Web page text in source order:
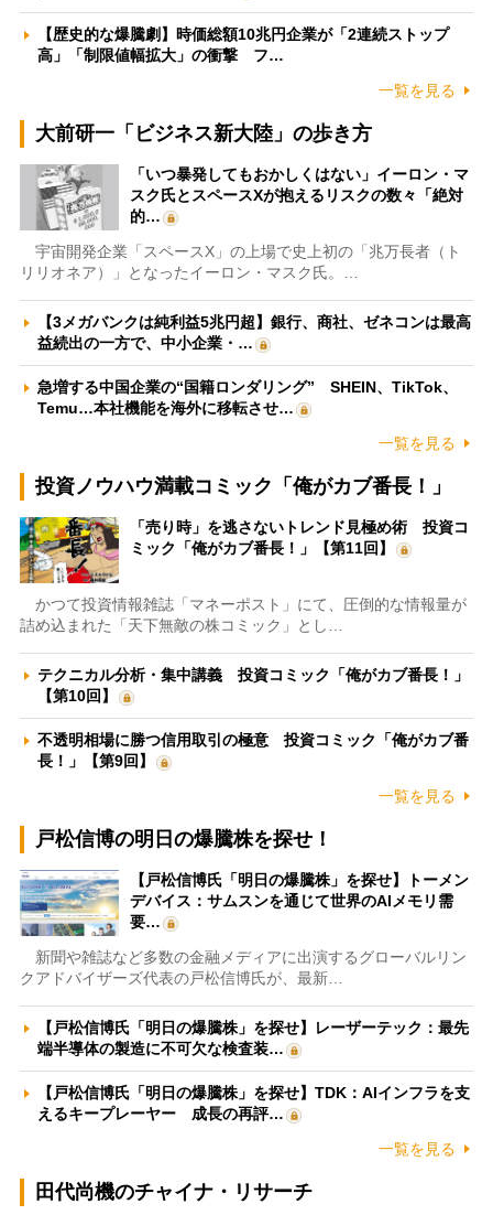
【歴史的な爆騰劇】時価総額10兆円企業が「2連続ストップ
高」「制限値幅拡大」の衝撃 フ…
一覧を見る
大前研一「ビジネス新大陸」の歩き方
「いつ暴発してもおかしくはない」イーロン・マ
スク氏とスペースXが抱えるリスクの数々「絶対
的…
宇宙開発企業「スペースX」の上場で史上初の「兆万長者（ト
リリオネア）」となったイーロン・マスク氏。…
【3メガバンクは純利益5兆円超】銀行、商社、ゼネコンは最高
益続出の一方で、中小企業・…
急増する中国企業の“国籍ロンダリング” SHEIN、TikTok、
Temu…本社機能を海外に移転させ…
一覧を見る
投資ノウハウ満載コミック「俺がカブ番長！」
「売り時」を逃さないトレンド見極め術 投資コ
ミック「俺がカブ番長！」【第11回】
かつて投資情報雑誌「マネーポスト」にて、圧倒的な情報量が
詰め込まれた「天下無敵の株コミック」とし…
テクニカル分析・集中講義 投資コミック「俺がカブ番長！」
【第10回】
不透明相場に勝つ信用取引の極意 投資コミック「俺がカブ番
長！」【第9回】
一覧を見る
戸松信博の明日の爆騰株を探せ！
【戸松信博氏「明日の爆騰株」を探せ】トーメン
デバイス：サムスンを通じて世界のAIメモリ需
要…
新聞や雑誌など多数の金融メディアに出演するグローバルリン
クアドバイザーズ代表の戸松信博氏が、最新…
【戸松信博氏「明日の爆騰株」を探せ】レーザーテック：最先
端半導体の製造に不可欠な検査装…
【戸松信博氏「明日の爆騰株」を探せ】TDK：AIインフラを支
えるキープレーヤー 成長の再評…
一覧を見る
田代尚機のチャイナ・リサーチ